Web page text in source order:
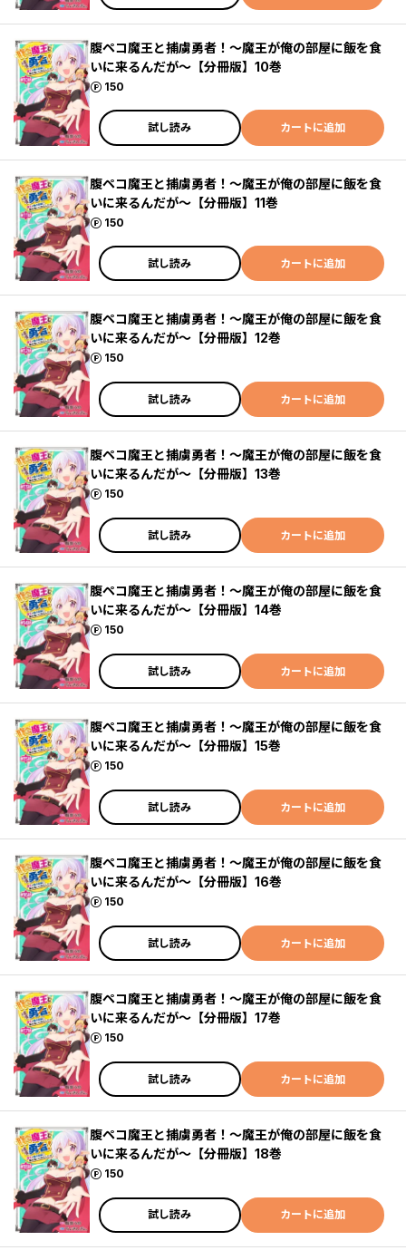
腹ペコ魔王と捕虜勇者！～魔王が俺の部屋に飯を食
いに来るんだが～【分冊版】10巻
150
ポイント
試し読み カートに追加
腹ペコ魔王と捕虜勇者！～魔王が俺の部屋に飯を食
いに来るんだが～【分冊版】11巻
150
ポイント
試し読み カートに追加
腹ペコ魔王と捕虜勇者！～魔王が俺の部屋に飯を食
いに来るんだが～【分冊版】12巻
150
ポイント
試し読み カートに追加
腹ペコ魔王と捕虜勇者！～魔王が俺の部屋に飯を食
いに来るんだが～【分冊版】13巻
150
ポイント
試し読み カートに追加
腹ペコ魔王と捕虜勇者！～魔王が俺の部屋に飯を食
いに来るんだが～【分冊版】14巻
150
ポイント
試し読み カートに追加
腹ペコ魔王と捕虜勇者！～魔王が俺の部屋に飯を食
いに来るんだが～【分冊版】15巻
150
ポイント
試し読み カートに追加
腹ペコ魔王と捕虜勇者！～魔王が俺の部屋に飯を食
いに来るんだが～【分冊版】16巻
150
ポイント
試し読み カートに追加
腹ペコ魔王と捕虜勇者！～魔王が俺の部屋に飯を食
いに来るんだが～【分冊版】17巻
150
ポイント
試し読み カートに追加
腹ペコ魔王と捕虜勇者！～魔王が俺の部屋に飯を食
いに来るんだが～【分冊版】18巻
150
ポイント
試し読み カートに追加